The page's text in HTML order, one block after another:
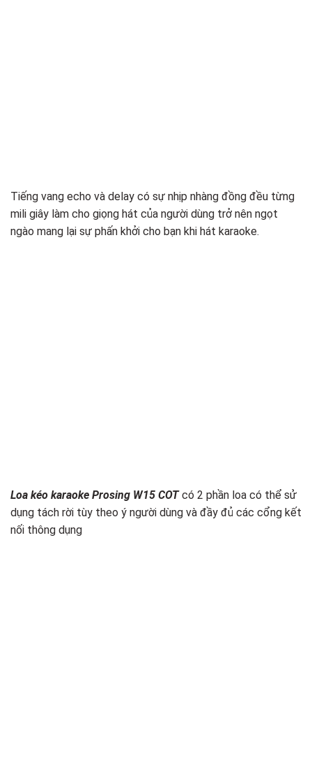
Tiếng vang echo và delay có sự nhịp nhàng đồng đều từng
mili giây làm cho giọng hát của người dùng trở nên ngọt
ngào mang lại sự phấn khởi cho bạn khi hát karaoke.
Loa kéo karaoke Prosing W15 COTcó 2 phần loa có thể sử
dụng tách rời tùy theo ý người dùng và đầy đủ các cổng kết
nối thông dụng